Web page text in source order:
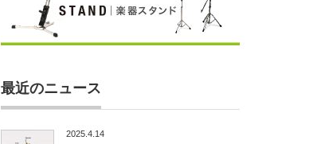
最近のニュース
2025.4.14